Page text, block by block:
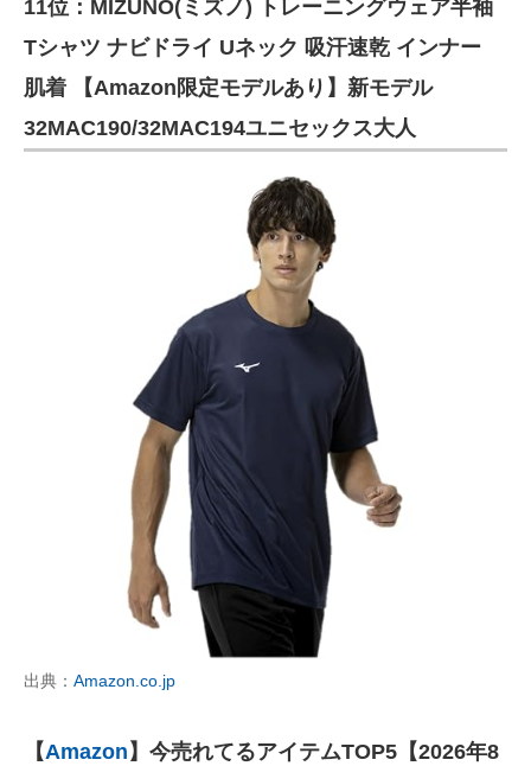
11位：MIZUNO(ミズノ) トレーニングウェア半袖
Tシャツ ナビドライ Uネック 吸汗速乾 インナー
肌着 【Amazon限定モデルあり】新モデル
32MAC190/32MAC194ユニセックス大人
出典： Amazon.co.jp
【Amazon 】今売れてるアイテムTOP5【2026年8